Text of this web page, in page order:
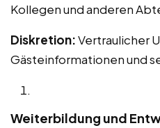
Kollegen und anderen
Diskretion:Vertraulicher
Gästeinformationen und
Weiterbildung und